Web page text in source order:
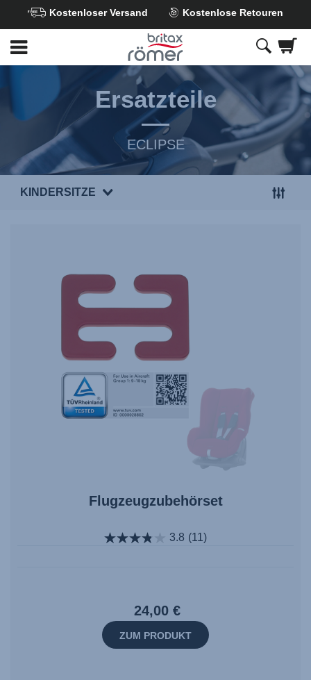
Hauptinhalt
springen
Kostenloser Versand Kostenlose Retouren
Ersatzteile
ECLIPSE
KINDERSITZE
Flugzeugzubehörset
3.8 (11)
24,00 €
ZUM PRODUKT